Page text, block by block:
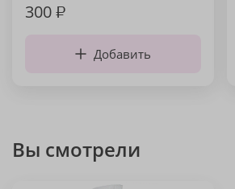
300₽
Добавить
Вы смотрели